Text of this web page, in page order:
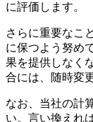
に評価します。
さらに重要なこ
に保つよう努め
果を提供しなく
合には、随時変
なお、当社の計
い。言い換えれ